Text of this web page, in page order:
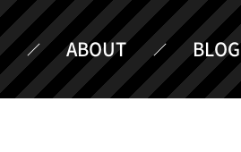
ABOUT BLOG